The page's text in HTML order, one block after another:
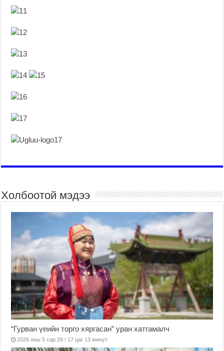
Холбоотой мэдээ
“Гурван үеийн торго хяргасан” уран хатгамалч
2026 оны 5 сар 26 / 17 цаг 13 минут